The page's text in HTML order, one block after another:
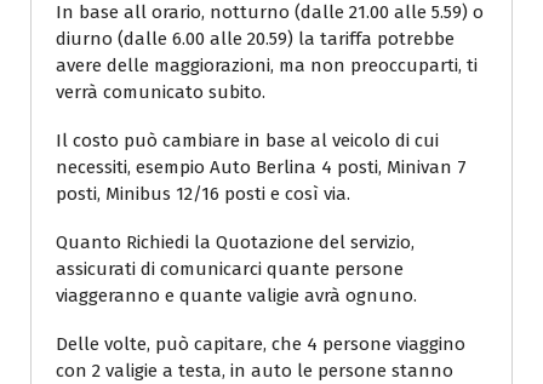
In base all orario, notturno (dalle 21.00 alle 5.59) o
diurno (dalle 6.00 alle 20.59) la tariffa potrebbe
avere delle maggiorazioni, ma non preoccuparti, ti
verrà comunicato subito.
Il costo può cambiare in base al veicolo di cui
necessiti, esempio Auto Berlina 4 posti, Minivan 7
posti, Minibus 12/16 posti e così via.
Quanto Richiedi la Quotazione del servizio,
assicurati di comunicarci quante persone
viaggeranno e quante valigie avrà ognuno.
Delle volte, può capitare, che 4 persone viaggino
con 2 valigie a testa, in auto le persone stanno